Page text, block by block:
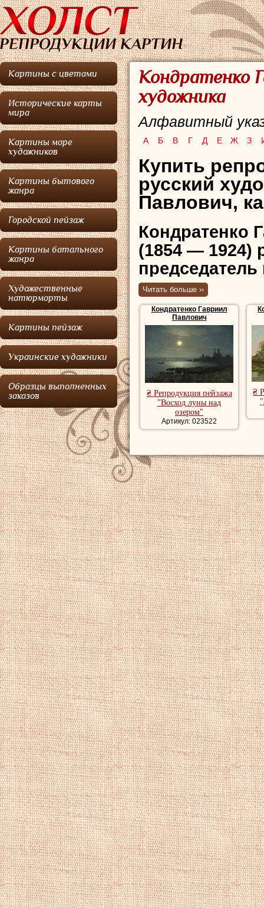
Картины с цветами
Исторические карты
мира
Картины море
художников
Картины бытового
жанра
Городской пейзаж
Картины батального
жанра
Художественные
натюрморты
Картины пейзаж
Украинские художники
Образцы выполненных
заказов
Кондратенко
художника
Алфавитный
А Б В Г Д Е Ж З
Купить
русский
Павлович,
Кондратенко
(1854 — 1924)
Санкт-
художников
направления.
Кондратенко
семье
Пензенской
Императорской
учебы
серебряными
академию,
медаль.
Кондратенко
совершал
Крыма. Посетил
серию из
лермонтовскими
1914—1915
М. Ю.
Кондратенко
Общества
любителей
Всемирной
петроградских
экспонентом
старшиной
правления
художников им.
Умер
Картины
Читать больше ››
Кондратенко Гавриил
Павлович
₴ Репродукция пейзажа
"Восход луны над
озером"
Артикул: 023522
₴